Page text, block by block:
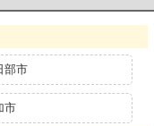
部市
市